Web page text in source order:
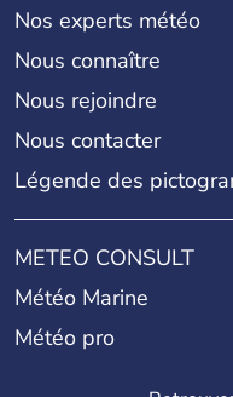
Nos experts météo
Nous connaître
Nous rejoindre
Nous contacter
Légende des
METEO CONSULT
Météo Marine
Météo pro